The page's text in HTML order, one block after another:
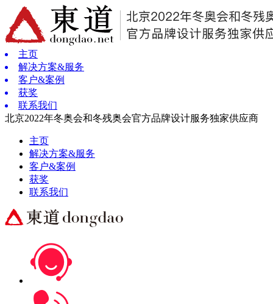
主页
解决方案&服务
客户&案例
获奖
联系我们
北京2022年冬奥会和冬残奥会官方品牌设计服务独家供应商
主页
解决方案&服务
客户&案例
获奖
联系我们